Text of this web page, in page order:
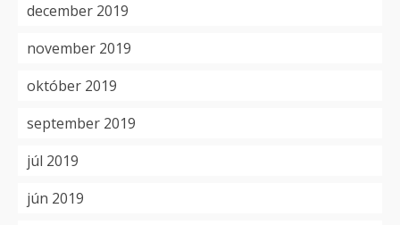
december 2019
november 2019
október 2019
september 2019
júl 2019
jún 2019